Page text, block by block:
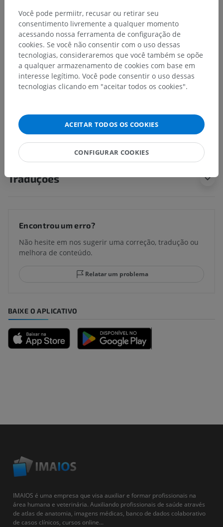
Anatomia humana 1
Anatomia sistêmica> Sistema nervoso>
Parte central ; Sistema nervoso central> Encéfalo>
Rombencéfalo> Mielencéfalo; ponte e cerebelo>
Ponte (Ponte de Varólio)> Tegmento da ponte>
Estruturas subjacentes:Não há nenhuma estrutura
subjacente para esta parte anatômica
Traduções
Encontrou um erro?
Não hesite em nos sugerir uma correção, tradução ou
melhora de conteúdo.
Relatar um problema
BAIXE O APLICATIVO
IMAIOS é uma empresa que visa auxiliar e formar profissionais na
área humana e veterinária. Auxiliando profissionais de saúde através
de atlas de anatomia, imagens médicas, banco de dados colaborativo
de casos clínicos, cursos online...
Você pode permiitr, recusar ou retirar seu
consentimento livremente a qualquer momento
acessando nossa ferramenta de configuração de
cookies. Se você não consentir com o uso dessas
tecnologias, consideraremos que você também se opõe
a qualquer armazenamento de cookies com base em
interesse legítimo. Você pode consentir o uso dessas
tecnologias clicando em "aceitar todos os cookies".
ACEITAR TODOS OS COOKIES
CONFIGURAR COOKIES